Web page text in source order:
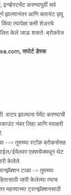
करण्यापूर्वी सर्व
झाल्यानंतर आणि क्लायंट ड्यू
त्यापेक्षा कमी शेअरचे
केले जाऊ शकते. ब्रोकरेज
सपोर्ट डेस्क
वाटप झाल्यास पेमेंट करण्याची
नंबर लिहा आणि स्वाक्षरी
--> तुमच्या स्टॉक ब्रोकर्ससह
ईमेलवर एक्सचेंजमधून थेट
केलेले.
टाळा -> तुमच्या
जारी केलेल्या त्याच
ट्रान्झॅक्शनसाठी